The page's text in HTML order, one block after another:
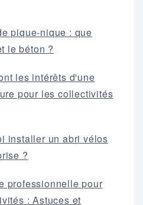
pique-nique : que
le béton ?
les intérêts d'une
pour les collectivités
installer un abri vélos
?
professionnelle pour
: Astuces et